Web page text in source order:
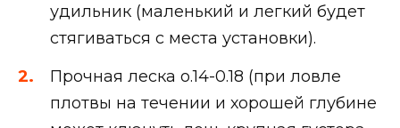
удильник (маленький и легкий будет
стягиваться с места установки).
Прочная леска о.14-0.18 (при ловле
плотвы на течении и хорошей глубине